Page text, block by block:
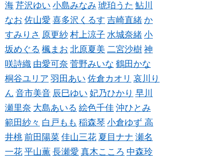
海 芹沢ゆい 小島みなみ 琥珀うた 鮎川
なお 佐山愛 喜多沢くるす 吉崎直緒 か
すみりさ 原更紗 村上涼子 水城奈緒 小
坂めぐる 楓まお 北原夏美 二宮沙樹 神
咲詩織 由愛可奈 菅野みいな 鶴田かな
桐谷ユリア 羽田あい 佐倉カオリ 哀川り
ん 音市美音 辰巳ゆい 妃乃ひかり 早川
瀬里奈 大島あいる 絵色千佳 沖ひとみ
範田紗々 白戸もも 稲森琴 小倉ゆず 高
井桃 前田陽菜 佳山三花 夏目ナナ 瀬名
一花 平山薫 長瀬愛 真木こころ 中森玲